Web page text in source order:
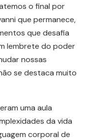
o final por
que permanece,
que desafia
lembrete do poder
nossas
se destaca muito
uma aula
da vida
corporal de